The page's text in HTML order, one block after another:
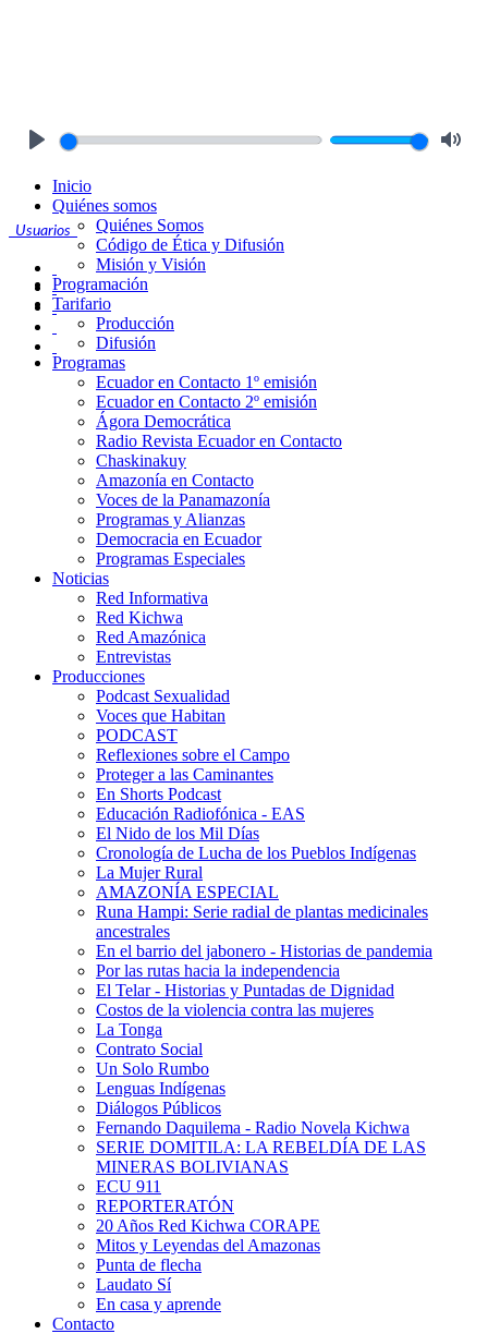
Usuarios
Inicio
Quiénes somos
Quiénes Somos
Código de Ética y Difusión
Misión y Visión
Programación
Tarifario
Producción
Difusión
Programas
Ecuador en Contacto 1º emisión
Ecuador en Contacto 2º emisión
Ágora Democrática
Radio Revista Ecuador en Contacto
Chaskinakuy
Amazonía en Contacto
Voces de la Panamazonía
Programas y Alianzas
Democracia en Ecuador
Programas Especiales
Noticias
Red Informativa
Red Kichwa
Red Amazónica
Entrevistas
Producciones
Podcast Sexualidad
Voces que Habitan
PODCAST
Reflexiones sobre el Campo
Proteger a las Caminantes
En Shorts Podcast
Educación Radiofónica - EAS
El Nido de los Mil Días
Cronología de Lucha de los Pueblos Indígenas
La Mujer Rural
AMAZONÍA ESPECIAL
Runa Hampi: Serie radial de plantas medicinales
ancestrales
En el barrio del jabonero - Historias de pandemia
Por las rutas hacia la independencia
El Telar - Historias y Puntadas de Dignidad
Costos de la violencia contra las mujeres
La Tonga
Contrato Social
Un Solo Rumbo
Lenguas Indígenas
Diálogos Públicos
Fernando Daquilema - Radio Novela Kichwa
SERIE DOMITILA: LA REBELDÍA DE LAS
MINERAS BOLIVIANAS
ECU 911
REPORTERATÓN
20 Años Red Kichwa CORAPE
Mitos y Leyendas del Amazonas
Punta de flecha
Laudato Sí
En casa y aprende
Contacto